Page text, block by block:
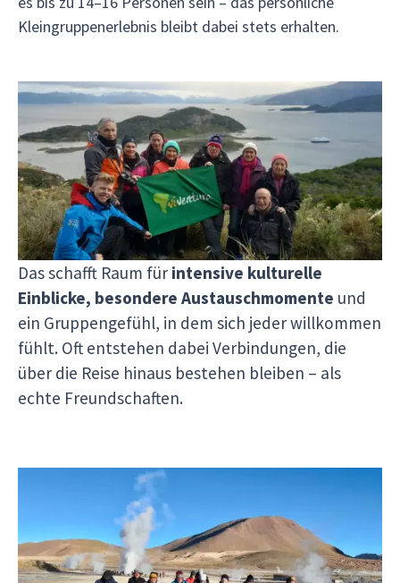
Kleingruppenerlebnis bleibt dabei stets erhalten.
Mit Viventura reist du in kleinen Gruppen –für
echte Begegnungen und ein respektvolles
Miteinander mit den Menschen vor Ort
. Unsere
Reisen sind so gestaltet, dass du Südamerika in
einer warmen, persönlichen Atmosphäre erleben
kannst.
Das schafft Raum für intensive kulturelle
Einblicke, besondere Austauschmomente und
ein Gruppengefühl, in dem sich jeder willkommen
fühlt. Oft entstehen dabei Verbindungen, die
über die Reise hinaus bestehen bleiben – als
echte Freundschaften.
Durch unsere bewusst kleine Gruppengröße
intensive Begegnungen – mit
Mitreisenden, unseren Reiseleitern und den
lokalen Gemeinschaften. Unsere Guides können